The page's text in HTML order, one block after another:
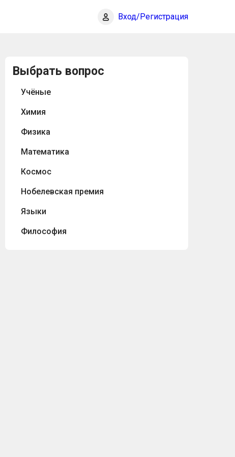
Вход/Регистрация
Выбрать вопрос
Учёные
Химия
Физика
Математика
Космос
Нобелевская премия
Языки
Философия